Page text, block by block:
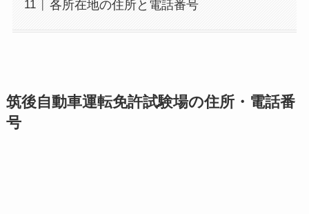
各所在地の住所と電話番号
筑後自動車運転免許試験場の住所・電話番
号